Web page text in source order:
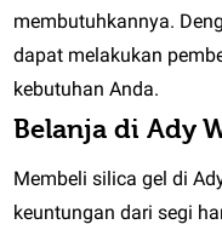
membutuhkannya.
dapat melakukan
kebutuhan Anda.
Belanja di Ady
Membeli silica gel di
keuntungan dari segi